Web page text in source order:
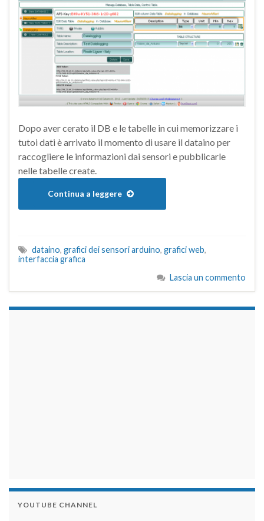
Dopo aver cerato il DB e le tabelle in cui memorizzare i
tutoi dati è arrivato il momento di usare il dataino per
raccogliere le informazioni dai sensori e pubblicarle
nelle tabelle create.
Continua a leggere
dataino, grafici dei sensori arduino, grafici web,
interfaccia grafica
Lascia un commento
YOUTUBE CHANNEL